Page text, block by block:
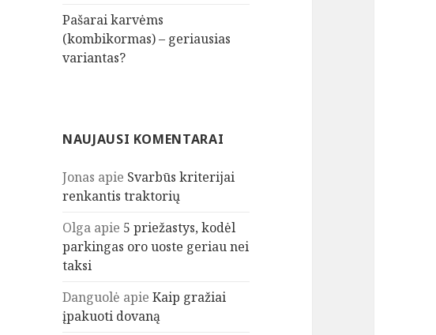
Pašarai karvėms
(kombikormas) – geriausias
variantas?
NAUJAUSI KOMENTARAI
Jonas apie Svarbūs kriterijai
renkantis traktorių
Olga apie 5 priežastys, kodėl
parkingas oro uoste geriau nei
taksi
Danguolė apieKaip gražiai
įpakuoti dovaną